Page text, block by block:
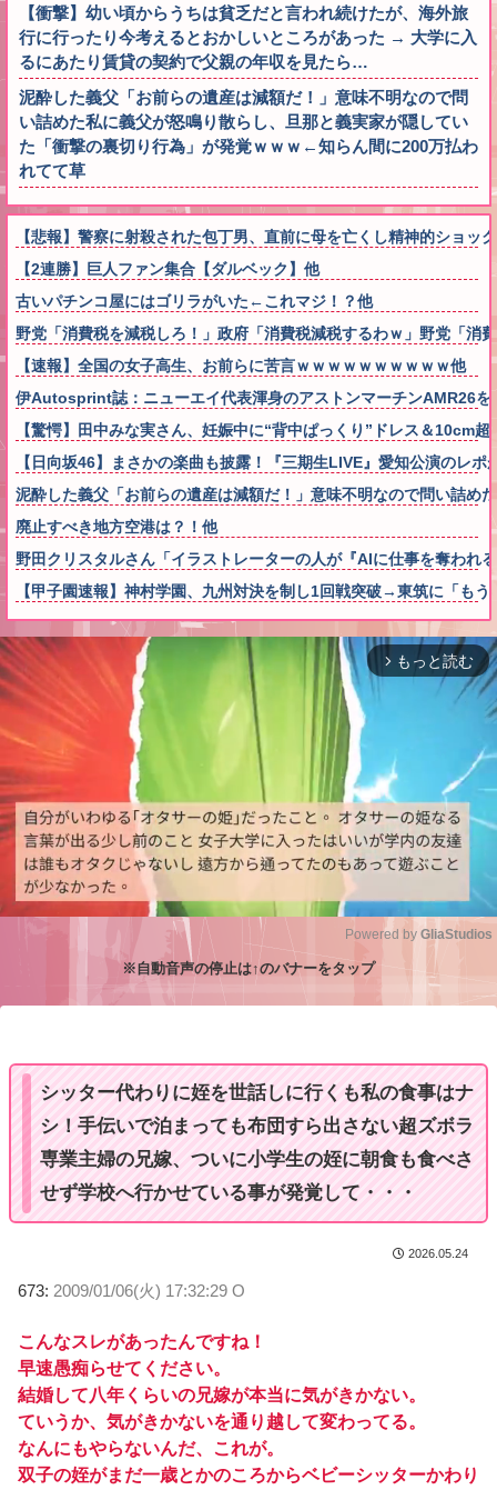
【衝撃】幼い頃からうちは貧乏だと言われ続けたが、海外旅
行に行ったり今考えるとおかしいところがあった → 大学に入
るにあたり賃貸の契約で父親の年収を見たら…
泥酔した義父「お前らの遺産は減額だ！」意味不明なので問
い詰めた私に義父が怒鳴り散らし、旦那と義実家が隠してい
た「衝撃の裏切り行為」が発覚ｗｗｗ←知らん間に200万払わ
れてて草
【悲報】警察に射殺された包丁男、直前に母を亡くし精神的ショッ
【2連勝】巨人ファン集合【ダルベック】他
古いパチンコ屋にはゴリラがいた←これマジ！？他
野党「消費税を減税しろ！」政府「消費税減税するわｗ」野党「消
【速報】全国の女子高生、お前らに苦言ｗｗｗｗｗｗｗｗｗｗ他
伊Autosprint誌：ニューエイ代表渾身のアストンマーチンAMR26を
【驚愕】田中みな実さん、妊娠中に“背中ぱっくり”ドレス＆10cm
【日向坂46】まさかの楽曲も披露！『三期生LIVE』愛知公演のレポ
泥酔した義父「お前らの遺産は減額だ！」意味不明なので問い詰
廃止すべき地方空港は？！他
野田クリスタルさん「イラストレーターの人が『AIに仕事を奪わ
【甲子園速報】神村学園、九州対決を制し1回戦突破→東筑に「も
arrow_forward_ios もっと読む
Powered by GliaStudios
※自動音声の停止は↑のバナーをタップ
シッター代わりに姪を世話しに行くも私の食事はナ
シ！手伝いで泊まっても布団すら出さない超ズボラ
専業主婦の兄嫁、ついに小学生の姪に朝食も食べさ
せず学校へ行かせている事が発覚して・・・
2026.05.24
673: 2009/01/06(火) 17:32:29 O
こんなスレがあったんですね！
早速愚痴らせてください。
結婚して八年くらいの兄嫁が本当に気がきかない。
ていうか、気がきかないを通り越して変わってる。
なんにもやらないんだ、これが。
双子の姪がまだ一歳とかのころからベビーシッターかわり